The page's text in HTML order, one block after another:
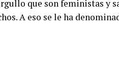
que son feministas y
A eso se le ha